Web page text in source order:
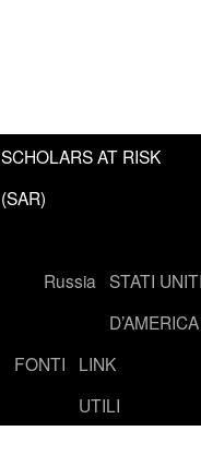
SCHOLARS AT RISK
(SAR)
Russia STATI
D’AMERICA
FONTI
LINK
UTILI